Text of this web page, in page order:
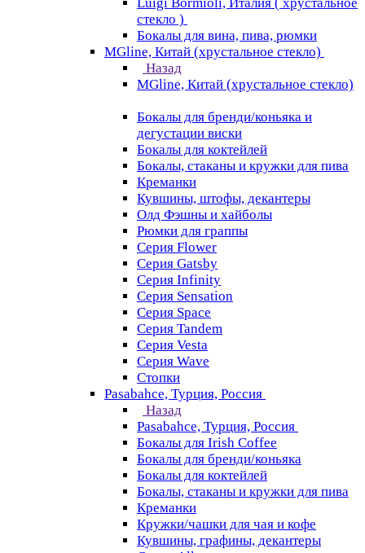
стекло )
Бокалы для вина, пива, рюмки
MGline, Китай (хрустальное стекло)
Назад
MGline, Китай (хрустальное стекло)
Бокалы для бренди/коньяка и
дегустации виски
Бокалы для коктейлей
Бокалы, стаканы и кружки для пива
Креманки
Кувшины, штофы, декантеры
Олд Фэшны и хайболы
Рюмки для граппы
Серия Flower
Серия Gatsby
Серия Infinity
Серия Sensation
Серия Space
Серия Tandem
Серия Vesta
Серия Wave
Стопки
Pasabahce, Турция, Россия
Назад
Pasabahce, Турция, Россия
Бокалы для Irish Coffee
Бокалы для бренди/коньяка
Бокалы для коктейлей
Бокалы, стаканы и кружки для пива
Креманки
Кружки/чашки для чая и кофе
Кувшины, графины, декантеры